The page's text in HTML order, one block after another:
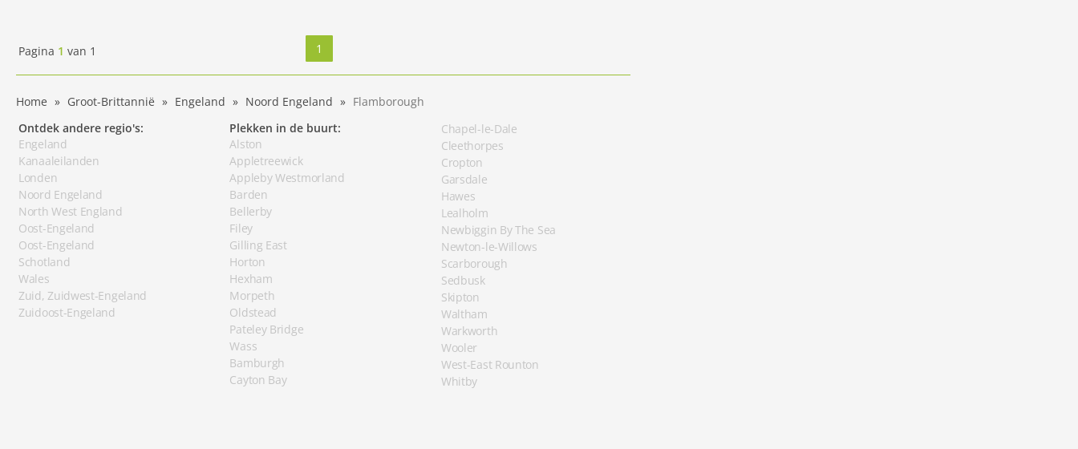
Pagina 1 van 1 1
Home Groot-Brittannië Engeland Noord Engeland
Flamborough
Ontdek andere regio's:
Engeland
Kanaaleilanden
Londen
Noord Engeland
North West England
Oost-Engeland
Oost-Engeland
Schotland
Wales
Zuid, Zuidwest-Engeland
Zuidoost-Engeland
Plekken in de buurt:
Alston
Appletreewick
Appleby Westmorland
Barden
Bellerby
Filey
Gilling East
Horton
Hexham
Morpeth
Oldstead
Pateley Bridge
Wass
Bamburgh
Cayton Bay
Chapel-le-Dale
Cleethorpes
Cropton
Garsdale
Hawes
Lealholm
Newbiggin By The Sea
Newton-le-Willows
Scarborough
Sedbusk
Skipton
Waltham
Warkworth
Wooler
West-East Rounton
Whitby